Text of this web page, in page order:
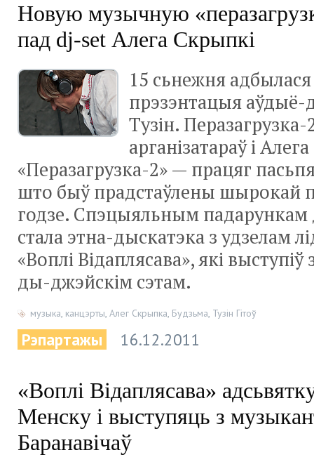
Новую музычную
пад dj-set Алега Скрыпкі
15 сьнежня
прэзэнтацыя аўдыё-
Тузін. Перазагрузка-
арганізатараў і
«Перазагрузка-2» — працяг
што быў прадстаўлены шырокай
годзе. Спэцыяльным падарункам
стала этна-дыскатэка з удзелам
«Воплі Відаплясава», які
ды-джэйскім сэтам.
музыка, канцэрты, Алег Скрыпка, Будзьма, Тузін Гітоў
Рэпартажы 16.12.2011
«Воплі Відаплясава»
Менску і выступяць з
Баранавічаў